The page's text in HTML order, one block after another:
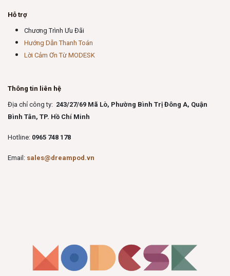
Hỗ trợ
Chương Trình Ưu Đãi
Hướng Dẫn Thanh Toán
Lời Cảm Ơn Từ MODESK
Thông tin liên hệ
Địa chỉ công ty: 243/27/69 Mã Lò, Phường Bình Trị Đông A, Quận
Bình Tân, TP. Hồ Chí Minh
Hotline: 0965 748 178
Email: sales@dreampod.vn